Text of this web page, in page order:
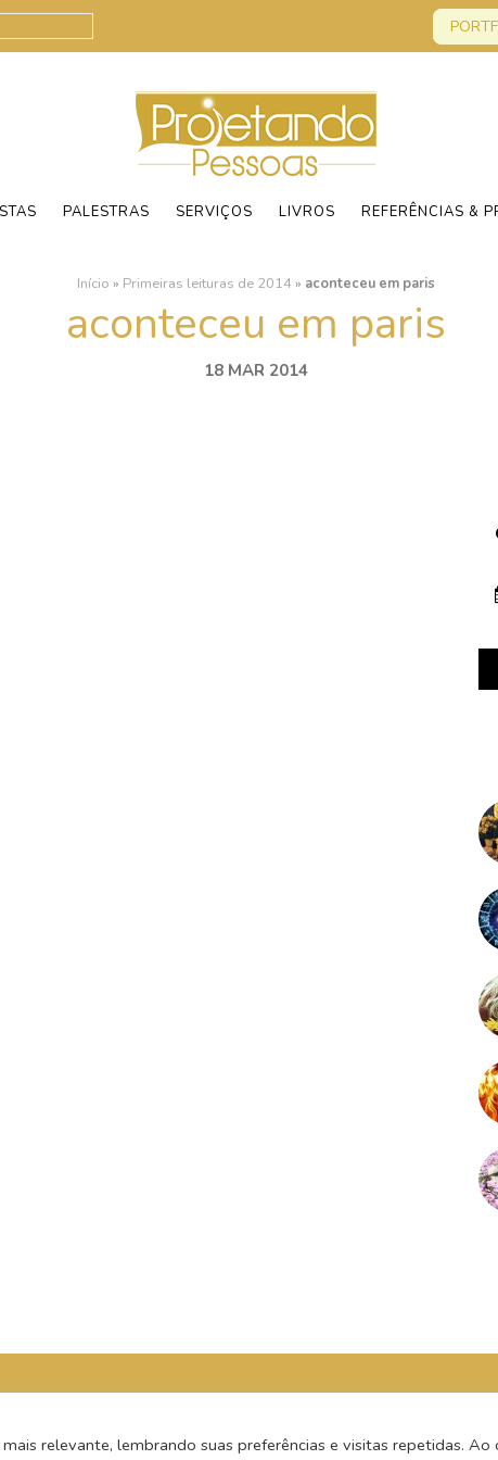
PALESTRAS SERVIÇOS LIVROS REFERÊNCIAS &
Início » Primeiras leituras de 2014 » aconteceu em paris
aconteceu em paris
18 MAR 2014
relevante, lembrando suas preferências e visitas repetidas. Ao